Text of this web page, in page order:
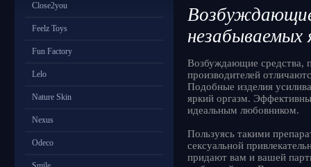
Close2you
Feelz Toys
Fun Factory
Lelo
Nature Skin
Nexus
Odeco
незабываемых
Возбуждающие средства,
производителей
Подобные изделия
яркий оргазм.
идеальным любовником.
Пользуясь такими
сексуальной
придают вам и вашей